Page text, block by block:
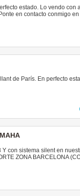
estado. Lo vendo con
en contacto conmigo
de París. En perfecto
Y con sistema silent en
ZONA BARCELONA